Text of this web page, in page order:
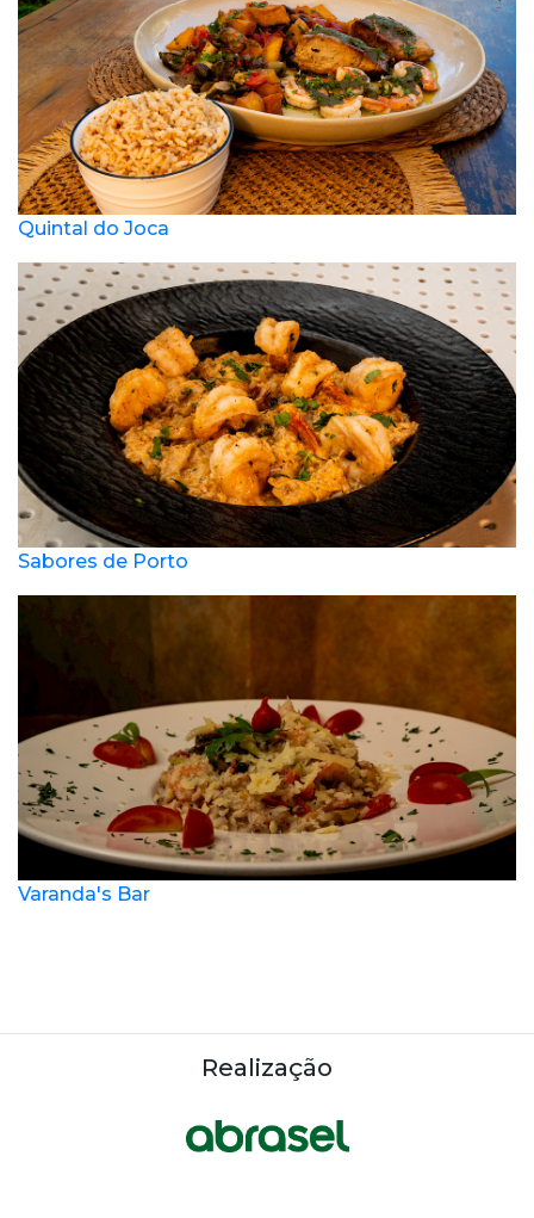
Quintal do Joca
Sabores de Porto
Varanda's Bar
Realização